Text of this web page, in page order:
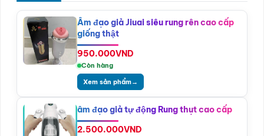
Âm đạo giả Jiuai siêu rung rên cao cấp
giống thật
950.000VND
Còn hàng
Xem sản phẩm→
âm đạo giả tự động Rung thụt cao cấp
2.500.000VND